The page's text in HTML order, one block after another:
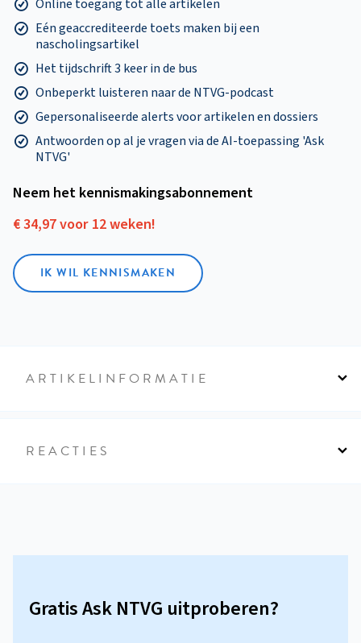
Online toegang tot alle artikelen
Eén geaccrediteerde toets maken bij een
nascholingsartikel
Het tijdschrift 3 keer in de bus
Onbeperkt luisteren naar de NTVG-podcast
Gepersonaliseerde alerts voor artikelen en dossiers
Antwoorden op al je vragen via de AI-toepassing 'Ask
NTVG'
Neem het kennismakings­abonnement
€ 34,97 voor 12 weken!
IK WIL KENNISMAKEN
ARTIKELINFORMATIE
REACTIES
Gratis Ask NTVG uitproberen?